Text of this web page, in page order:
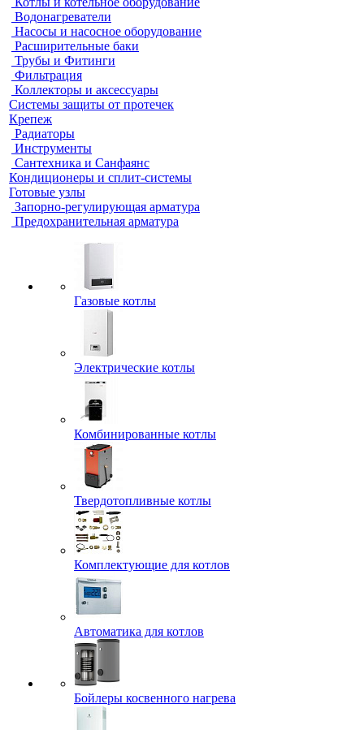
Водонагреватели
Насосы и насосное оборудование
Расширительные баки
Трубы и Фитинги
Фильтрация
Коллекторы и аксессуары
Системы защиты от протечек
Крепеж
Радиаторы
Инструменты
Сантехника и Санфаянс
Кондиционеры и сплит-системы
Готовые узлы
Запорно-регулирующая арматура
Предохранительная арматура
Газовые котлы
Электрические котлы
Комбинированные котлы
Твердотопливные котлы
Комплектующие для котлов
Автоматика для котлов
Бойлеры косвенного нагрева